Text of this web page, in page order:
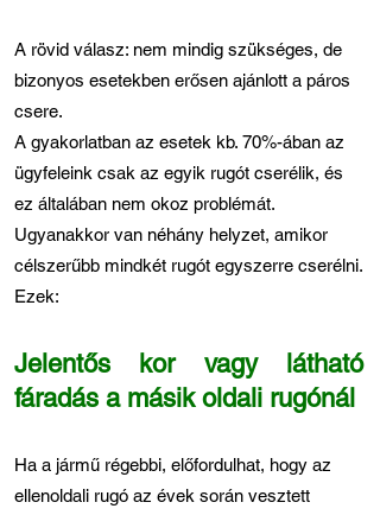
A rövid válasz: nem mindig szükséges, de
bizonyos esetekben erősen ajánlott a páros
csere.
A gyakorlatban az esetek kb. 70%-ában az
ügyfeleink csak az egyik rugót cserélik, és
ez általában nem okoz problémát.
Ugyanakkor van néhány helyzet, amikor
célszerűbb mindkét rugót egyszerre cserélni.
Ezek:
Jelentős kor vagy látható
fáradás a másik oldali rugónál
Ha a jármű régebbi, előfordulhat, hogy az
ellenoldali rugó az évek során vesztett